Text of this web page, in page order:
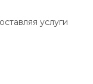
услуги